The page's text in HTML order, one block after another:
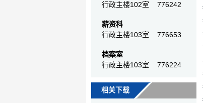
行政主楼102室 776242
薪资科
行政主楼103室 776653
档案室
行政主楼103室 776224
相关下载